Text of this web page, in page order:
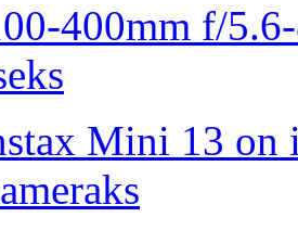
400mm f/
Mini 13 on